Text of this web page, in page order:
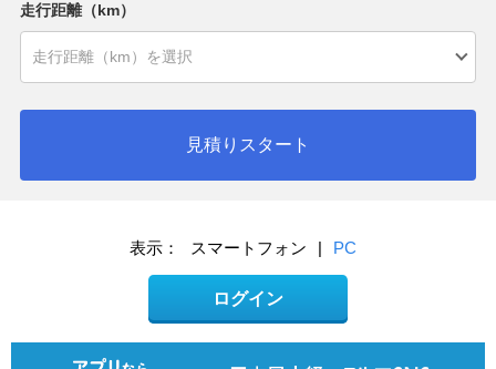
走行距離（km）
見積りスタート
表示： スマートフォン | PC
ログイン